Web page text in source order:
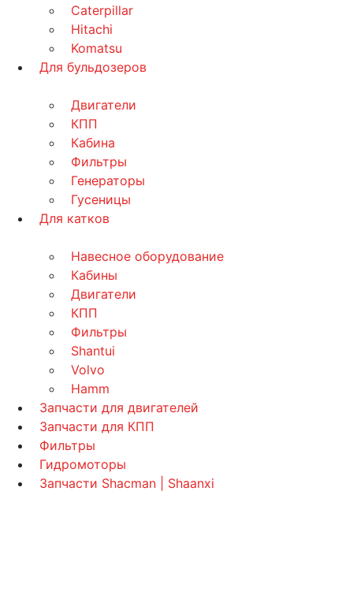
Caterpillar
Hitachi
Komatsu
Для бульдозеров
Двигатели
КПП
Кабина
Фильтры
Генераторы
Гусеницы
Для катков
Навесное оборудование
Кабины
Двигатели
КПП
Фильтры
Shantui
Volvo
Hamm
Запчасти для двигателей
Запчасти для КПП
Фильтры
Гидромоторы
Запчасти Shacman | Shaanxi